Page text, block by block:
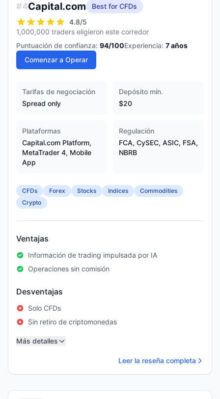
#4Capital.com
Best for CFDs
4.8/5
1,000,000 traders eligieron este corredor
Puntuación de confianza: 94/100Experiencia: 7años
Comenzar a Operar
Tarifas de negociación
Spread only
Depósito mín.
$20
Plataformas
Capital.com Platform,
MetaTrader 4, Mobile
App
Regulación
FCA, CySEC, ASIC, FSA,
NBRB
CFDs Forex Stocks Indices
Commodities
Crypto
Ventajas
Información de trading impulsada por IA
Operaciones sin comisión
Desventajas
Solo CFDs
Sin retiro de criptomonedas
Más detalles
Leer la reseña completa